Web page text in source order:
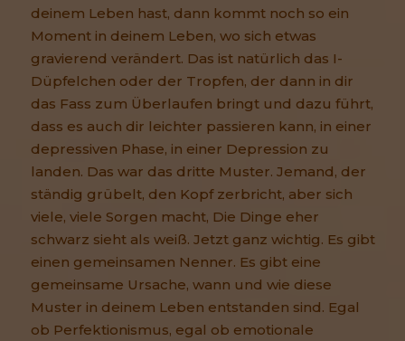
deinem Leben hast, dann kommt noch so ein
Moment in deinem Leben, wo sich etwas
gravierend verändert. Das ist natürlich das I-
Düpfelchen oder der Tropfen, der dann in dir
das Fass zum Überlaufen bringt und dazu führt,
dass es auch dir leichter passieren kann, in einer
depressiven Phase, in einer Depression zu
landen. Das war das dritte Muster. Jemand, der
ständig grübelt, den Kopf zerbricht, aber sich
viele, viele Sorgen macht, Die Dinge eher
schwarz sieht als weiß. Jetzt ganz wichtig. Es gibt
einen gemeinsamen Nenner. Es gibt eine
gemeinsame Ursache, wann und wie diese
Muster in deinem Leben entstanden sind. Egal
ob Perfektionismus, egal ob emotionale